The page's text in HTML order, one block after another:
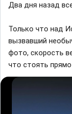
Два дня назад
Только что над
вызвавший
фото, скорость
что стоять